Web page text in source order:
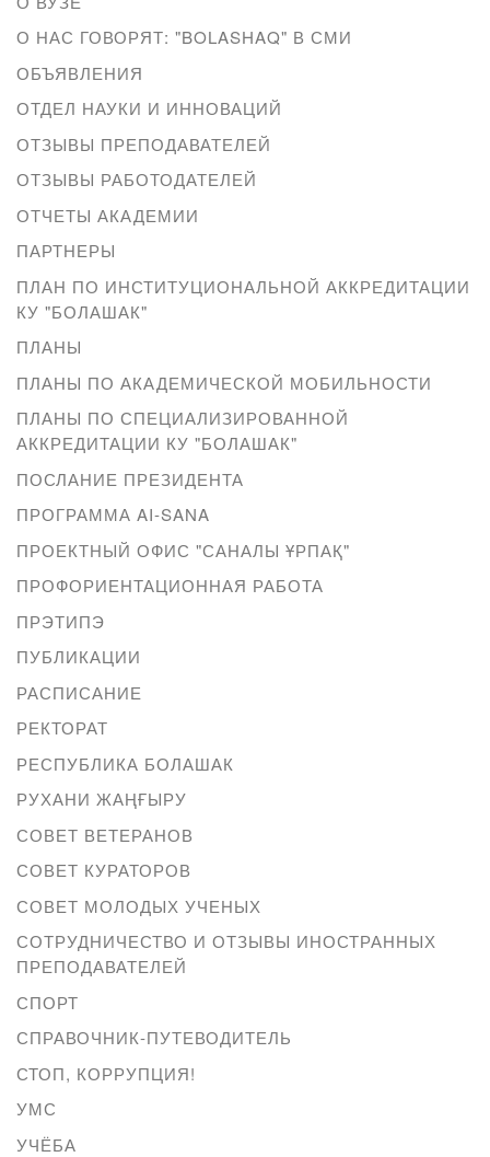
О НАС ГОВОРЯТ: "BOLASHAQ" В СМИ
ОБЪЯВЛЕНИЯ
ОТДЕЛ НАУКИ И ИННОВАЦИЙ
ОТЗЫВЫ ПРЕПОДАВАТЕЛЕЙ
ОТЗЫВЫ РАБОТОДАТЕЛЕЙ
ОТЧЕТЫ АКАДЕМИИ
ПАРТНЕРЫ
ПЛАН ПО ИНСТИТУЦИОНАЛЬНОЙ АККРЕДИТАЦИИ
КУ "БОЛАШАК"
ПЛАНЫ
ПЛАНЫ ПО АКАДЕМИЧЕСКОЙ МОБИЛЬНОСТИ
ПЛАНЫ ПО СПЕЦИАЛИЗИРОВАННОЙ
АККРЕДИТАЦИИ КУ "БОЛАШАК"
ПОСЛАНИЕ ПРЕЗИДЕНТА
ПРОГРАММА AI-SANA
ПРОЕКТНЫЙ ОФИС "САНАЛЫ ҰРПАҚ"
ПРОФОРИЕНТАЦИОННАЯ РАБОТА
ПРЭТИПЭ
ПУБЛИКАЦИИ
РАСПИСАНИЕ
РЕКТОРАТ
РЕСПУБЛИКА БОЛАШАК
РУХАНИ ЖАҢҒЫРУ
СОВЕТ ВЕТЕРАНОВ
СОВЕТ КУРАТОРОВ
СОВЕТ МОЛОДЫХ УЧЕНЫХ
СОТРУДНИЧЕСТВО И ОТЗЫВЫ ИНОСТРАННЫХ
ПРЕПОДАВАТЕЛЕЙ
СПОРТ
СПРАВОЧНИК-ПУТЕВОДИТЕЛЬ
СТОП, КОРРУПЦИЯ!
УМС
УЧЁБА